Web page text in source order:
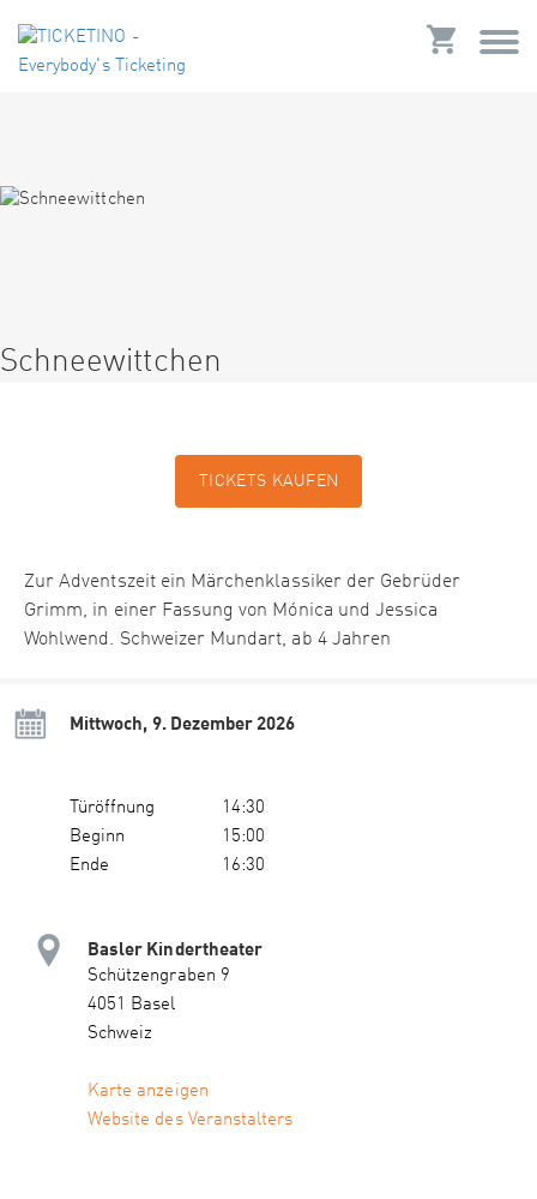
Schneewittchen
TICKETS KAUFEN
Zur Adventszeit ein Märchenklassiker der Gebrüder
Grimm, in einer Fassung von Mónica und Jessica
Wohlwend. Schweizer Mundart, ab 4 Jahren
Mittwoch, 9. Dezember 2026
Türöffnung
14:30
Beginn
15:00
Ende
16:30
Basler Kindertheater
Schützengraben 9
4051 Basel
Schweiz
Karte anzeigen
Website des Veranstalters